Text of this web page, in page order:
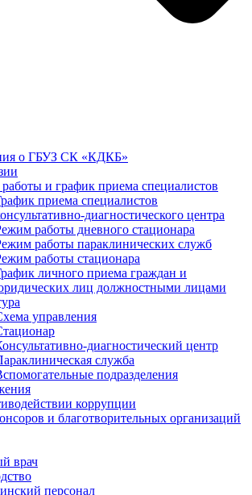
о ГБУЗ СК «КДКБ»
и график приема специалистов
приема специалистов
диагностического центра
работы дневного стационара
работы параклинических служб
работы стационара
личного приема граждан и
лиц должностными лицами
управления
диагностический центр
служба
подразделения
коррупции
и благотворительных организаций
врач
персонал